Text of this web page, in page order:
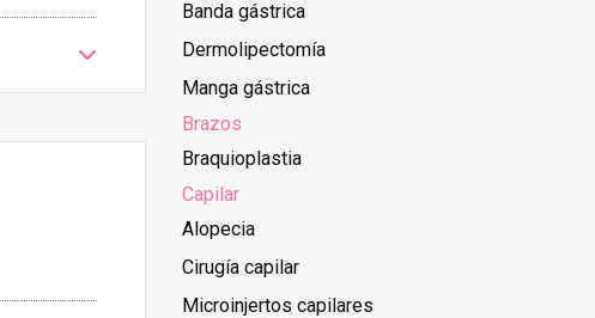
Banda gástrica
Dermolipectomía
Manga gástrica
Brazos
Braquioplastia
Capilar
Alopecia
Cirugía capilar
Microinjertos capilares